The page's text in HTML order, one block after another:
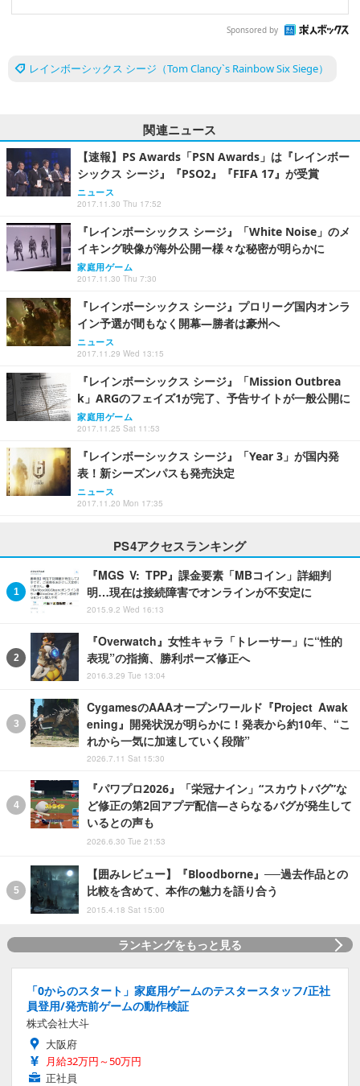
Sponsored by
レインボーシックス シージ（Tom Clancy`s Rainbow Six Siege）
関連ニュース
【速報】PS Awards「PSN Awards」は『レインボー
シックス シージ』『PSO2』『FIFA 17』が受賞
ニュース
2017.11.30 Thu 17:52
『レインボーシックス シージ』「White Noise」のメ
イキング映像が海外公開ー様々な秘密が明らかに
家庭用ゲーム
2017.11.30 Thu 7:30
『レインボーシックス シージ』プロリーグ国内オンラ
イン予選が間もなく開幕―勝者は豪州へ
ニュース
2017.11.29 Wed 13:15
『レインボーシックス シージ』「Mission Outbrea
k」ARGのフェイズ1が完了、予告サイトが一般公開に
家庭用ゲーム
2017.11.25 Sat 11:53
『レインボーシックス シージ』「Year 3」が国内発
表！新シーズンパスも発売決定
ニュース
2017.11.20 Mon 17:35
PS4アクセスランキング
『MGS V: TPP』課金要素「MBコイン」詳細判
明…現在は接続障害でオンラインが不安定に
2015.9.2 Wed 16:13
『Overwatch』女性キャラ「トレーサー」に“性的
表現”の指摘、勝利ポーズ修正へ
2016.3.29 Tue 13:04
CygamesのAAAオープンワールド『Project Awak
ening』開発状況が明らかに！発表から約10年、“こ
れから一気に加速していく段階”
2026.7.11 Sat 15:30
『パワプロ2026』「栄冠ナイン」“スカウトバグ”な
ど修正の第2回アプデ配信―さらなるバグが発生して
いるとの声も
2026.6.30 Tue 21:53
【囲みレビュー】『Bloodborne』──過去作品との
比較を含めて、本作の魅力を語り合う
2015.4.18 Sat 15:00
ランキングをもっと見る
「0からのスタート」家庭用ゲームのテスタースタッフ/正社
員登用/発売前ゲームの動作検証
株式会社大斗
大阪府
月給32万円～50万円
正社員